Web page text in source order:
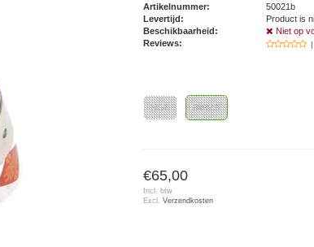
Artikelnummer:
50021b
Levertijd:
Product is
Beschikbaarheid:
Niet op
Reviews:
NGK Bosch
€65,00
Incl. btw
Excl.Verzendkosten